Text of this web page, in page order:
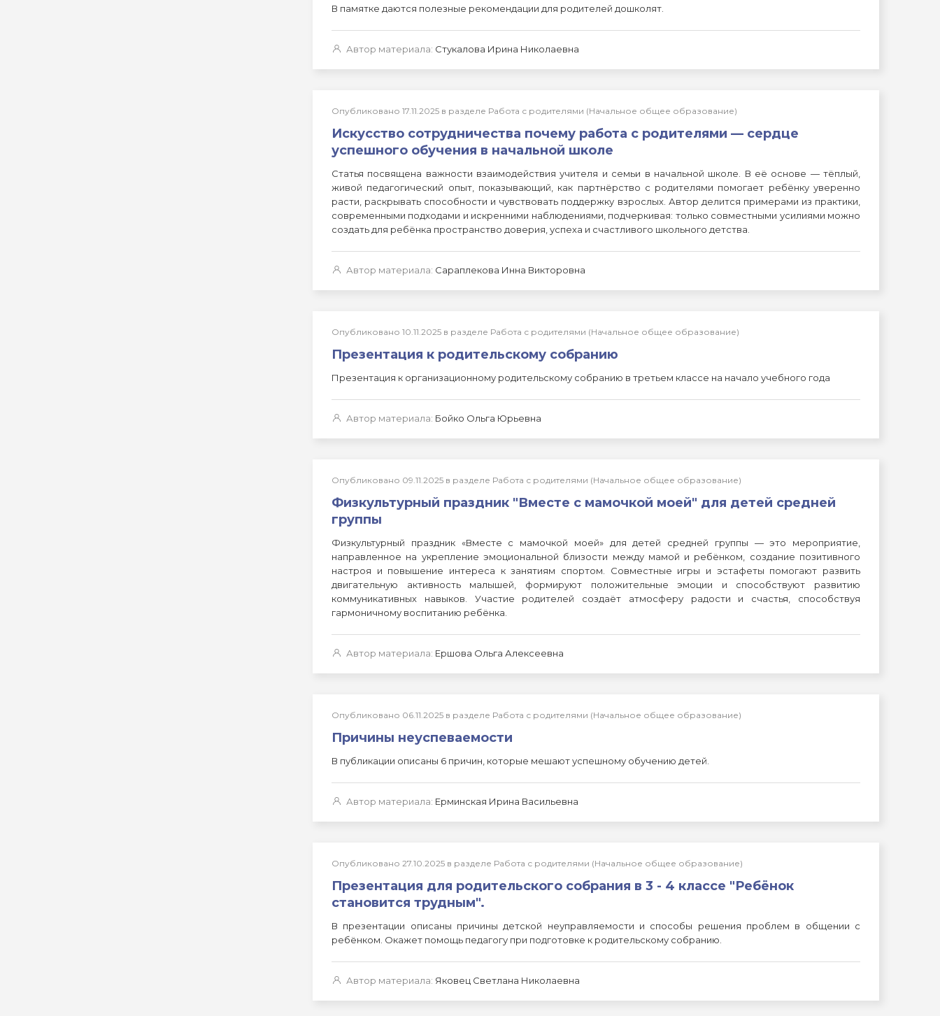
В памятке даются полезные рекомендации для родителей дошколят.
Автор материала: Стукалова Ирина Николаевна
Опубликовано 17.11.2025 в разделе Работа с родителями (Начальное общее образование)
Искусство сотрудничества почему работа с родителями — сердце
успешного обучения в начальной школе
Статья посвящена важности взаимодействия учителя и семьи в начальной школе. В её основе — тёплый,
живой педагогический опыт, показывающий, как партнёрство с родителями помогает ребёнку уверенно
расти, раскрывать способности и чувствовать поддержку взрослых. Автор делится примерами из практики,
современными подходами и искренними наблюдениями, подчеркивая: только совместными усилиями можно
создать для ребёнка пространство доверия, успеха и счастливого школьного детства.
Автор материала: Сараплекова Инна Викторовна
Опубликовано 10.11.2025 в разделе Работа с родителями (Начальное общее образование)
Презентация к родительскому собранию
Презентация к организационному родительскому собранию в третьем классе на начало учебного года
Автор материала: Бойко Ольга Юрьевна
Опубликовано 09.11.2025 в разделе Работа с родителями (Начальное общее образование)
Физкультурный праздник "Вместе с мамочкой моей" для детей средней
группы
Физкультурный праздник «Вместе с мамочкой моей» для детей средней группы — это мероприятие,
направленное на укрепление эмоциональной близости между мамой и ребёнком, создание позитивного
настроя и повышение интереса к занятиям спортом. Совместные игры и эстафеты помогают развить
двигательную активность малышей, формируют положительные эмоции и способствуют развитию
коммуникативных навыков. Участие родителей создаёт атмосферу радости и счастья, способствуя
гармоничному воспитанию ребёнка.
Автор материала: Ершова Ольга Алексеевна
Опубликовано 06.11.2025 в разделе Работа с родителями (Начальное общее образование)
Причины неуспеваемости
В публикации описаны 6 причин, которые мешают успешному обучению детей.
Автор материала: Ерминская Ирина Васильевна
Опубликовано 27.10.2025 в разделе Работа с родителями (Начальное общее образование)
Презентация для родительского собрания в 3 - 4 классе "Ребёнок
становится трудным".
В презентации описаны причины детской неуправляемости и способы решения проблем в общении с
ребёнком. Окажет помощь педагогу при подготовке к родительскому собранию.
Автор материала: Яковец Светлана Николаевна